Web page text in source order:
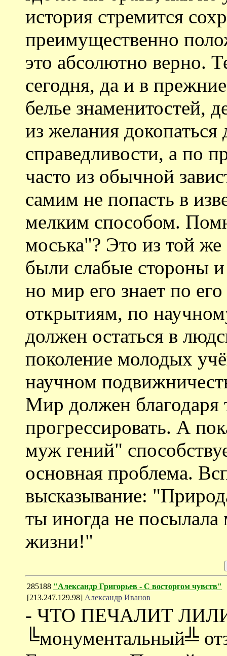
история стремится
преимущественно
это абсолютно верно.
сегодня, да и в
белье знаменитостей,
из желания
справедливости, а по
часто из обычной
самим не попасть в
мелким способом.
моська"? Это из той
были слабые стороны и
но мир его знает по
открытиям, по
должен остаться в
поколение молодых
научном
Мир должен
прогрессировать. А
муж гений"
основная проблема.
высказывание:
ты иногда не посылала
жизни!"
285188 "Александр Григорьев - С восторгом чувств"
[213.247.129.98] Александр Иванов
- ЧТО ПЕЧАЛИТ
╚монументальный╩